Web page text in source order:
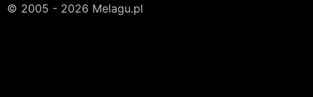
© 2005 - 2026 Melagu.pl